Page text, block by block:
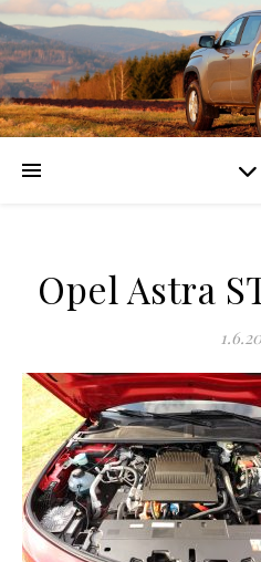
Opel Astra